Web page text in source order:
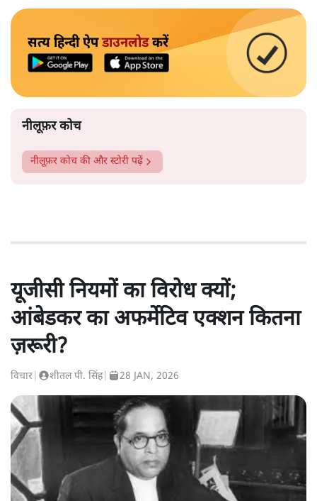
सत्य हिन्दी ऐपडाउनलोडकरें
नीलूफ़र कोच
नीलूफ़र कोच की और स्टोरी पढ़ें
यूजीसी नियमों का विरोध क्यों;
आंबेडकर का अफर्मेटिव एक्शन कितना
ज़रूरी?
विचार शीतल पी. सिंह| 28 JAN, 2026